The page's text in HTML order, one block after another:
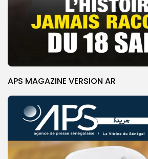
APS MAGAZINE VERSION AR